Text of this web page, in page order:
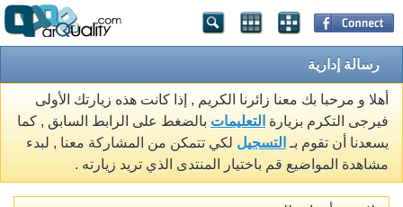
رسالة إدارية
أهلا و مرحبا بك معنا زائرنا الكريم , إذا كانت هذه زيارتك الأولى
فيرجى التكرم بزيارة التعليمات بالضغط على الرابط السابق , كما
يسعدنا أن تقوم بـ التسجيل لكي تتمكن من المشاركة معنا , لبدء
مشاهدة المواضيع قم باختيار المنتدى الذي تريد زيارته .